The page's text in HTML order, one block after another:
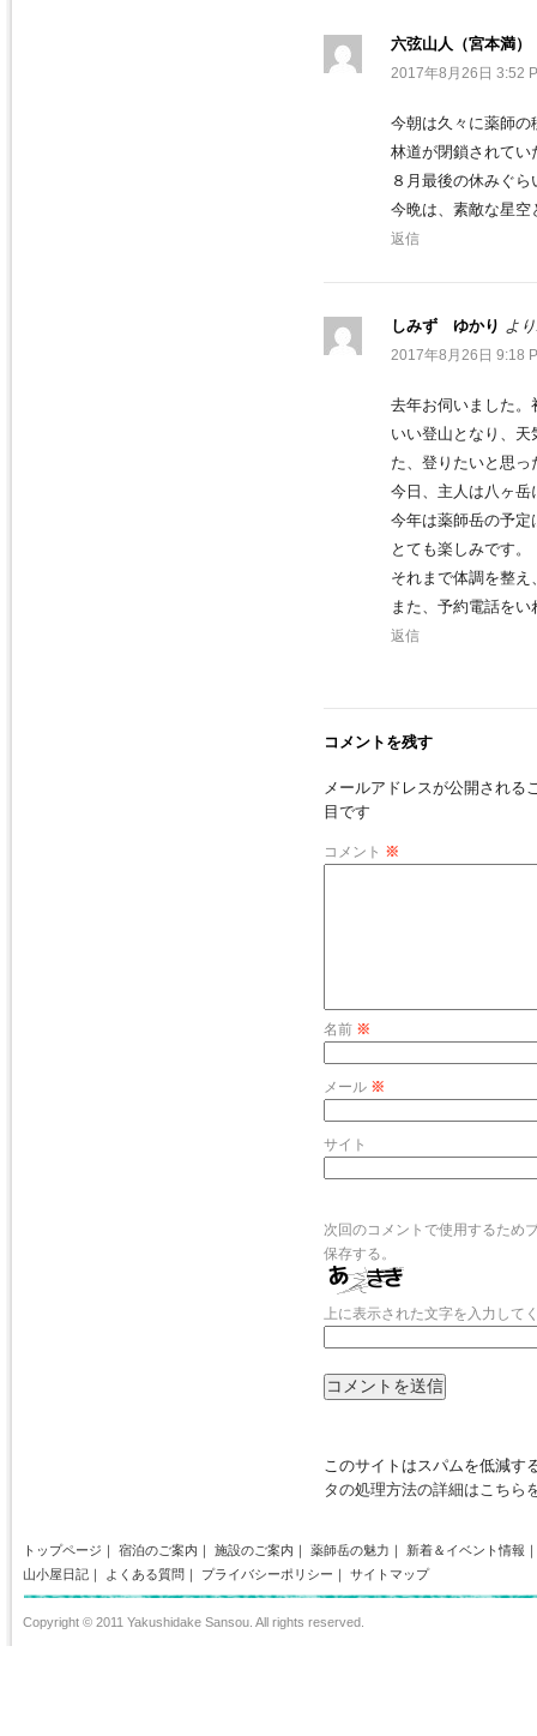
六弦山人（宮本満）
2017年8月26日 3:52
今朝は久々に薬師の
林道が閉鎖されてい
８月最後の休みぐ
今晩は、素敵な星空
返信
しみず ゆかり よ
2017年8月26日 9:18
去年お伺いました。
いい登山となり、
た、登りたいと思っ
今日、主人は八ヶ岳
今年は薬師岳の予定
とても楽しみです。
それまで体調を整
また、予約電話を
返信
コメントを残す
メールアドレスが公開される
目です
コメント ※
名前 ※
メール ※
サイト
次回のコメントで使用するため
保存する。
上に表示された文字を入力して
このサイトはスパムを低減す
タの処理方法の詳細はこちら
トップページ ｜ 宿泊のご案内 ｜ 施設のご案内 ｜ 薬師岳の魅力 ｜ 新着＆イベント情報 ｜
山小屋日記 ｜ よくある質問 ｜ プライバシーポリシー ｜ サイトマップ
Copyright © 2011 Yakushidake Sansou. All rights reserved.